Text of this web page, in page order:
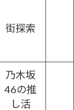
街探索
乃木坂
46の推
し活